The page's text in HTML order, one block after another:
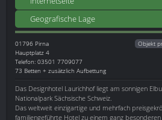
Geografische Lage
01796 Pirna
Hauptplatz 4
Telefon: 03501 7709077
73 Betten + zusätzlich Aufbettung
Objekt
Das Designhotel Laurichhof liegt am sonnigen
Nationalpark Sächsische Schweiz.
Das weltweit einzigartige und mehrfach
familiengeführte Hotel zu einem ganz